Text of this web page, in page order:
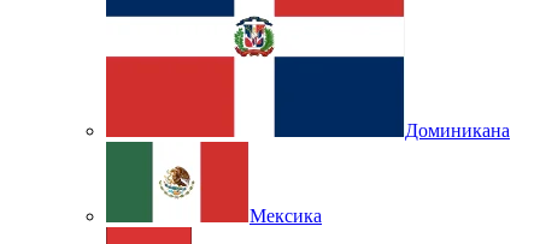
Доминикана
Мексика